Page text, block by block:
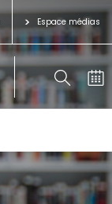
Espace médias